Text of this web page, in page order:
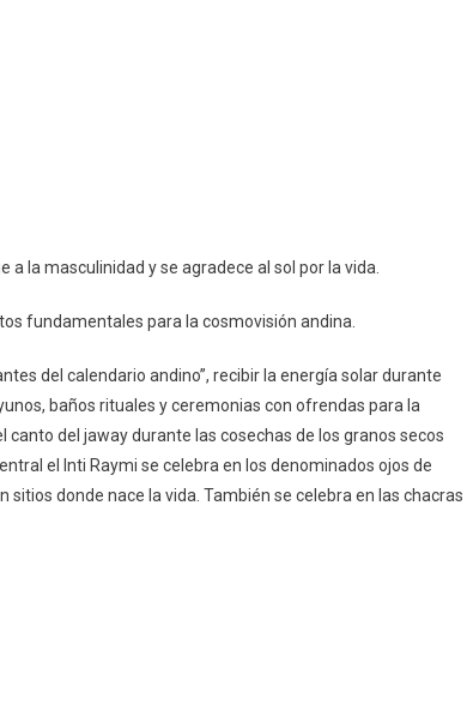
Andino
la masculinidad y se agradece al sol por la vida.
fundamentales para la cosmovisión andina.
del calendario andino”, recibir la energía solar durante
baños rituales y ceremonias con ofrendas para la
del jaway durante las cosechas de los granos secos
el Inti Raymi se celebra en los denominados ojos de
sitios donde nace la vida. También se celebra en las chacras